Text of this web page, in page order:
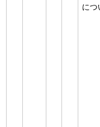
につ